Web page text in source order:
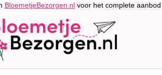
BloemetjeBezorgen.nlvoor het complete aanbod